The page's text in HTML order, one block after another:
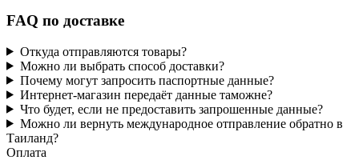
FAQ по доставке
Откуда отправляются товары?
Можно ли выбрать способ доставки?
Почему могут запросить паспортные данные?
Интернет-магазин передаёт данные таможне?
Что будет, если не предоставить запрошенные данные?
Можно ли вернуть международное отправление обратно в
Таиланд?
Оплата